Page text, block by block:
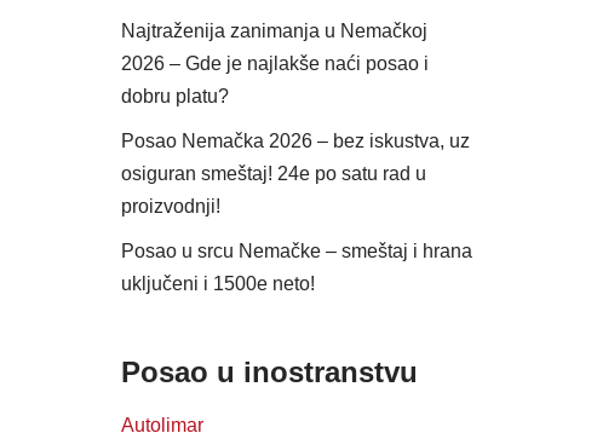
Najtraženija zanimanja u Nemačkoj
2026 – Gde je najlakše naći posao i
dobru platu?
Posao Nemačka 2026 – bez iskustva, uz
osiguran smeštaj! 24e po satu rad u
proizvodnji!
Posao u srcu Nemačke – smeštaj i hrana
uključeni i 1500e neto!
Posao u inostranstvu
Autolimar